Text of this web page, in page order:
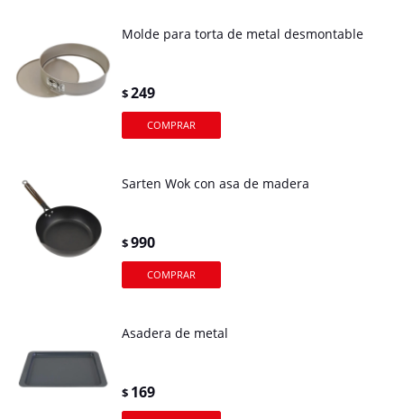
Molde para torta de metal desmontable
$249
Sarten Wok con asa de madera
$990
Asadera de metal
$ 169